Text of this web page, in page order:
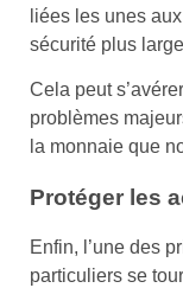
liées les unes
sécurité plus
Cela peut
problèmes
la monnaie que
Protéger les
Enfin, l’une des
particuliers se